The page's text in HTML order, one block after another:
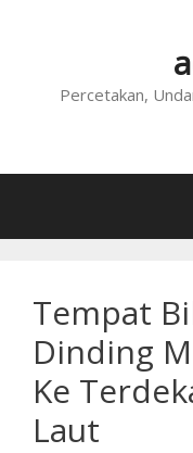
Percetakan,
Tempat
Dinding
Ke
Laut